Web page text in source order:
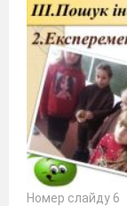
Номер слайду 6